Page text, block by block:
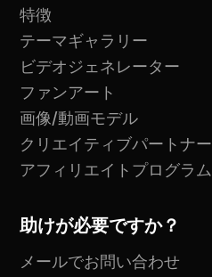
特徴
テーマギャラリー
ビデオジェネレーター
ファンアート
画像/動画モデル
クリエイティブパートナー
アフィリエイトプログラム
助けが必要ですか？
メールでお問い合わせ